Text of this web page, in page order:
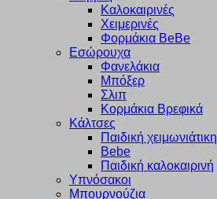
Καλοκαιρινές
Χειμερινές
Φορμάκια BeBe
Εσώρουχα
Φανελάκια
Μπόξερ
Σλιπ
Κορμάκια Βρεφικά
Κάλτσες
Παιδική χειμωνιάτικη
Bebe
Παιδική καλοκαιρινή
Υπνόσακοι
Μπουρνούζια